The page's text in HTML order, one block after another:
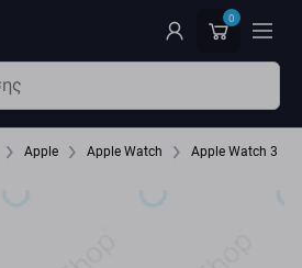
0
Apple Apple Watch Apple Watch 3 38